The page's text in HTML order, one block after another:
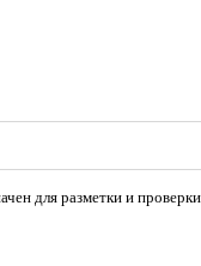
для разметки и